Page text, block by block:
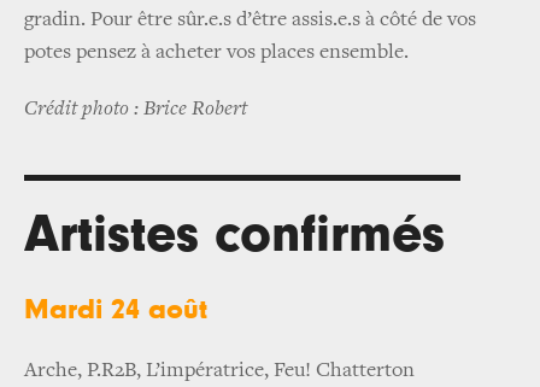
gradin. Pour être sûr.e.s d’être assis.e.s à côté de vos
potes pensez à acheter vos places ensemble.
Crédit photo : Brice Robert
Artistes confirmés
Mardi 24 août
Arche, P.R2B, L’impératrice, Feu! Chatterton